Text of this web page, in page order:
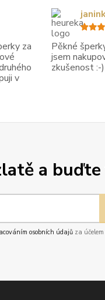
a buďte
osobních údajůza účelem
za
v
Pěkné
jsem
zkušenost :-)